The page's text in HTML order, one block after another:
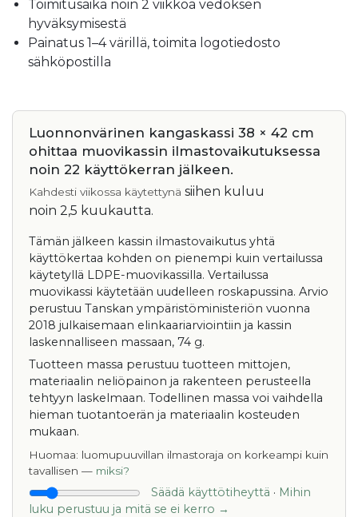
Toimitusaika noin 2 viikkoa vedoksen
hyväksymisestä
Painatus 1–4 värillä, toimita logotiedosto
sähköpostilla
Luonnonvärinen kangaskassi 38 × 42 cm
ohittaa muovikassin ilmastovaikutuksessa
noin 22 käyttökerran jälkeen.
Kahdesti viikossa käytettynä siihen kuluu
noin 2,5 kuukautta.
Tämän jälkeen kassin ilmastovaikutus yhtä
käyttökertaa kohden on pienempi kuin vertailussa
käytetyllä LDPE-muovikassilla. Vertailussa
muovikassi käytetään uudelleen roskapussina. Arvio
perustuu Tanskan ympäristöministeriön vuonna
2018 julkaisemaan elinkaariarviointiin ja kassin
laskennalliseen massaan, 74 g.
Tuotteen massa perustuu tuotteen mittojen,
materiaalin neliöpainon ja rakenteen perusteella
tehtyyn laskelmaan. Todellinen massa voi vaihdella
hieman tuotantoerän ja materiaalin kosteuden
mukaan.
Huomaa: luomupuuvillan ilmastoraja on korkeampi kuin
tavallisen — miksi?
Säädä käyttötiheyttä · Mihin
luku perustuu ja mitä se ei kerro →